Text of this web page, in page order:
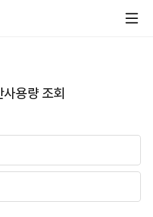
사용량 조회